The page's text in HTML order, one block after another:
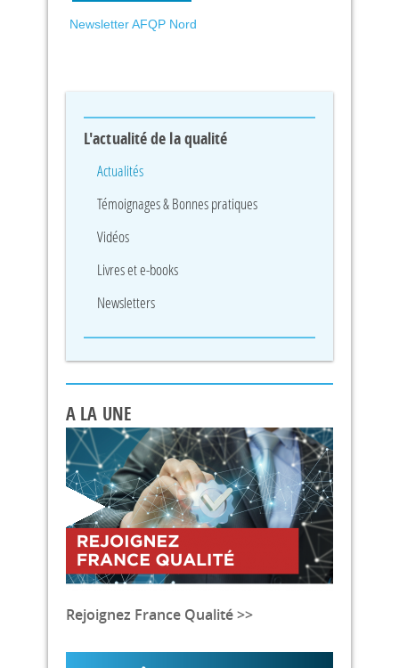
Newsletter AFQP Nord
L'actualité de la qualité
Actualités
Témoignages & Bonnes pratiques
Vidéos
Livres et e-books
Newsletters
A LA UNE
Rejoignez France Qualité >>